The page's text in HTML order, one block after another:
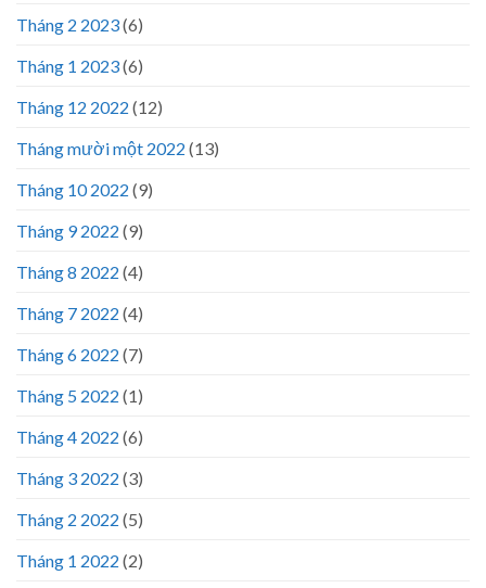
Tháng 2 2023(6)
Tháng 1 2023(6)
Tháng 12 2022 (12)
Tháng mười một 2022 (13)
Tháng 10 2022 (9)
Tháng 9 2022 (9)
Tháng 8 2022 (4)
Tháng 7 2022 (4)
Tháng 6 2022 (7)
Tháng 5 2022 (1)
Tháng 4 2022 (6)
Tháng 3 2022 (3)
Tháng 2 2022 (5)
Tháng 1 2022 (2)